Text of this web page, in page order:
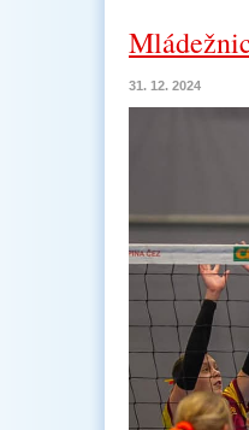
31. 12. 2024